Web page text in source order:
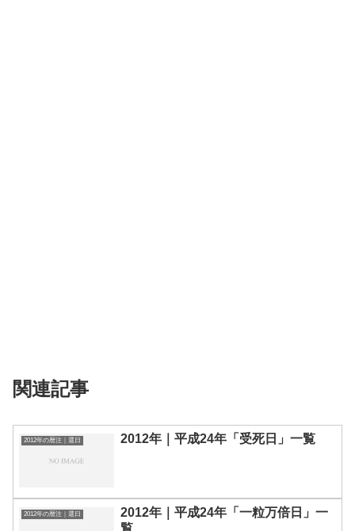
関連記事
2012年の暦注｜選日 2012年｜平成24年「受死日」一覧
2012年の暦注｜選日
2012年｜平成24年「一粒万倍日」一
覧